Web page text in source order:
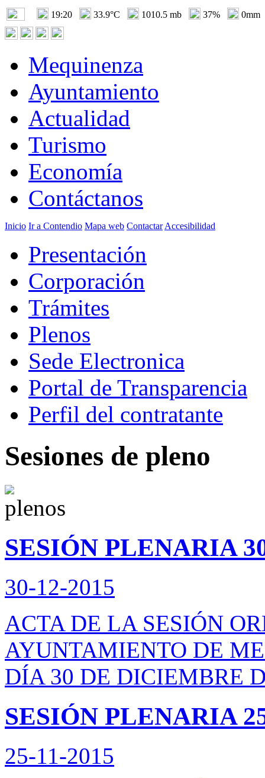
19:20 33.9°C 1010.5 mb 37% 0mm
Mequinenza
Ayuntamiento
Actualidad
Turismo
Economía
Contáctanos
Inicio Ir a Contendio Mapa web Contactar Accesibilidad
Presentación
Corporación
Trámites
Plenos
Sede Electronica
Portal de Transparencia
Perfil del contratante
Sesiones de pleno
SESIÓN PLENARIA
30-12-2015
ACTA DE LA SESIÓN
AYUNTAMIENTO DE
DÍA 30 DE DICIEMBRE
SESIÓN PLENARIA
25-11-2015